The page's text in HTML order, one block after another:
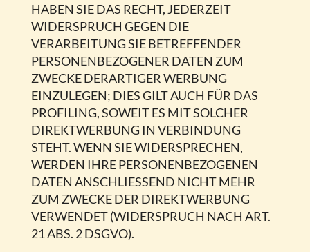
HABEN SIE DAS RECHT, JEDERZEIT
WIDERSPRUCH GEGEN DIE
VERARBEITUNG SIE BETREFFENDER
PERSONENBEZOGENER DATEN ZUM
ZWECKE DERARTIGER WERBUNG
EINZULEGEN; DIES GILT AUCH FÜR DAS
PROFILING, SOWEIT ES MIT SOLCHER
DIREKTWERBUNG IN VERBINDUNG
STEHT. WENN SIE WIDERSPRECHEN,
WERDEN IHRE PERSONENBEZOGENEN
DATEN ANSCHLIESSEND NICHT MEHR
ZUM ZWECKE DER DIREKTWERBUNG
VERWENDET (WIDERSPRUCH NACH ART.
21 ABS. 2 DSGVO).